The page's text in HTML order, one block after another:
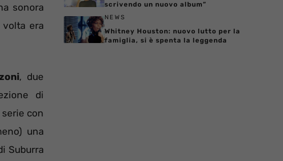
sonora
era
, due
di
con
una
Suburra
scrivendo un nuovo album”
NEWS
Whitney Houston: nuovo lutto per la
famiglia, si è spenta la leggenda